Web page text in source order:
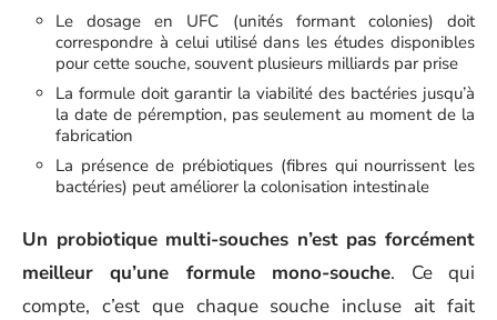
Le dosage en UFC (unités formant colonies) doit
correspondre à celui utilisé dans les études disponibles
pour cette souche, souvent plusieurs milliards par prise
La formule doit garantir la viabilité des bactéries jusqu’à
la date de péremption, pas seulement au moment de la
fabrication
La présence de prébiotiques (fibres qui nourrissent les
bactéries) peut améliorer la colonisation intestinale
Un probiotique multi-souches n’est pas forcément
meilleur qu’une formule mono-souche. Ce qui
compte, c’est que chaque souche incluse ait fait